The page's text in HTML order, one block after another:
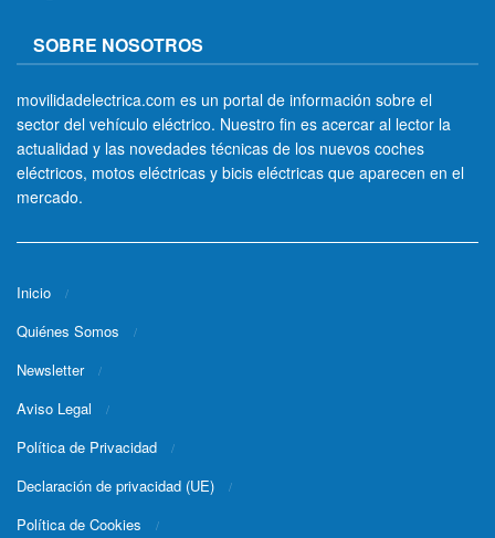
SOBRE NOSOTROS
movilidadelectrica.com es un portal de información sobre el
sector del vehículo eléctrico. Nuestro fin es acercar al lector la
actualidad y las novedades técnicas de los nuevos coches
eléctricos, motos eléctricas y bicis eléctricas que aparecen en el
mercado.
Inicio
Quiénes Somos
Newsletter
Aviso Legal
Política de Privacidad
Declaración de privacidad (UE)
Política de Cookies